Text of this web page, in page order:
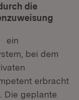
die
ein
bei dem
erbracht
Die geplante